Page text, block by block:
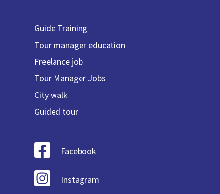
Guide Training
Tour manager education
Freelance job
Tour Manager Jobs
City walk
Guided tour
Facebook
Instagram